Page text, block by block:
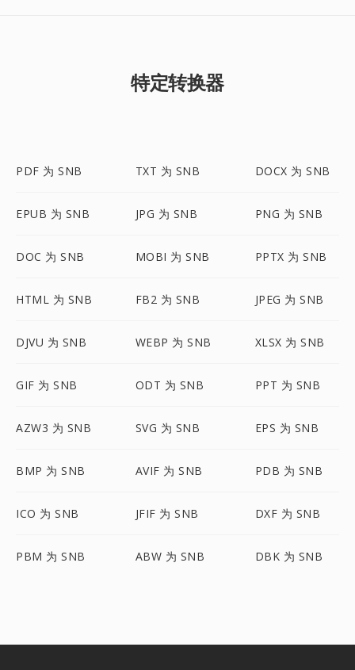
特定转换器
PDF 为 SNB TXT 为 SNB DOCX 为 SNB
EPUB 为 SNB JPG 为 SNB PNG 为 SNB
DOC 为 SNB MOBI 为 SNB PPTX 为 SNB
HTML 为 SNB FB2 为 SNB JPEG 为 SNB
DJVU 为 SNB WEBP 为 SNB XLSX 为 SNB
GIF 为 SNB ODT 为 SNB PPT 为 SNB
AZW3 为 SNB SVG 为 SNB EPS 为 SNB
BMP 为 SNB AVIF 为 SNB PDB 为 SNB
ICO 为 SNB JFIF 为 SNB DXF 为 SNB
PBM 为 SNB ABW 为 SNB DBK 为 SNB